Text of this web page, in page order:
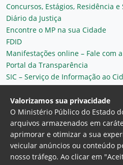
Concursos, Estágios, Residência
Diário da Justiça
Encontre o MP na sua Cidade
FDID
Manifestações online – Fale com
Portal da Transparência
SIC – Serviço de Informação ao
Plantão MP do Ceará
Secretaria Geral
Valorizamos sua privacidade
O Ministério Público do Estado
arquivos armazenados em
aprimorar e otimizar a sua
veicular anúncios ou conteúdo
nosso tráfego. Ao clicar em